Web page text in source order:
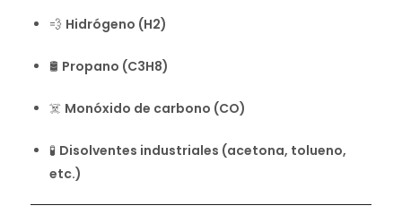
💨 Hidrógeno (H2)
🛢️ Propano (C3H8)
☠️ Monóxido de carbono (CO)
🧪 Disolventes industriales (acetona, tolueno,
etc.)